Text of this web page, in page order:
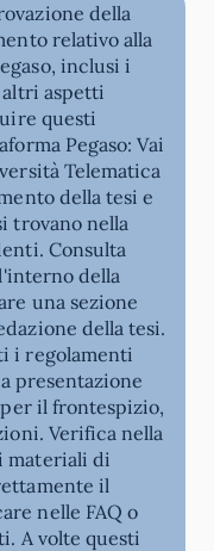
della
relativo alla
inclusi i
aspetti
questi
Pegaso: Vai
Telematica
della tesi e
trovano nella
Consulta
della
una sezione
della tesi.
i regolamenti
presentazione
il frontespizio,
Verifica nella
materiali di
il
nelle FAQ o
A volte questi